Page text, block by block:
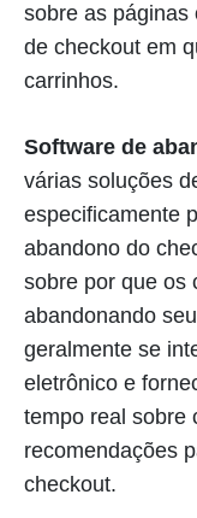
sobre as páginas
de checkout em
carrinhos.
Software de
várias soluções
especificamente
abandono do
sobre por que os
abandonando
geralmente se
eletrônico e
tempo real sobre
recomendações
checkout.